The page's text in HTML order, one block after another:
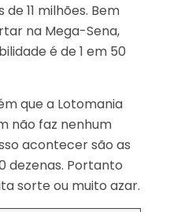
11 milhões. Bem
na Mega-Sena,
é de 1 em 50
que a Lotomania
não faz nenhum
acontecer são as
dezenas. Portanto
sorte ou muito azar.